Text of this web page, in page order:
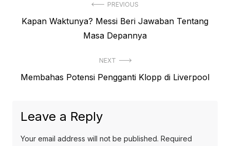
navigation
PREVIOUS
Previous
Kapan Waktunya? Messi Beri Jawaban Tentang
Masa Depannya
NEXT
Next
Membahas Potensi Pengganti Klopp di Liverpool
Leave a Reply
Your email address will not be published. Required